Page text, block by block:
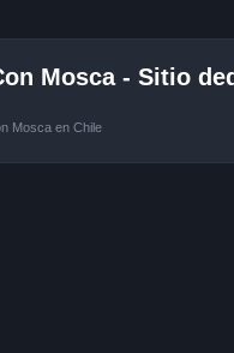
Mosca - Sitio
Mosca en Chile